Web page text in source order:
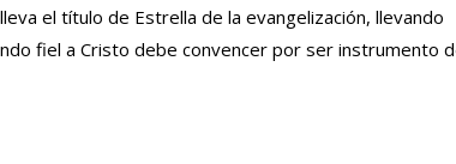
el título de Estrella de la evangelización, llevando
fiel a Cristo debe convencer por ser instrumento